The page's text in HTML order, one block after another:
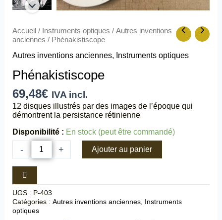
Accueil / Instruments optiques / Autres inventions
anciennes / Phénakistiscope
Autres inventions anciennes, Instruments optiques
Phénakistiscope
69,48€ IVA incl.
12 disques illustrés par des images de l’époque qui
démontrent la persistance rétinienne
Disponibilité : En stock (peut être commandé)
- + Ajouter au panier
UGS : P-403
Catégories : Autres inventions anciennes, Instruments
optiques